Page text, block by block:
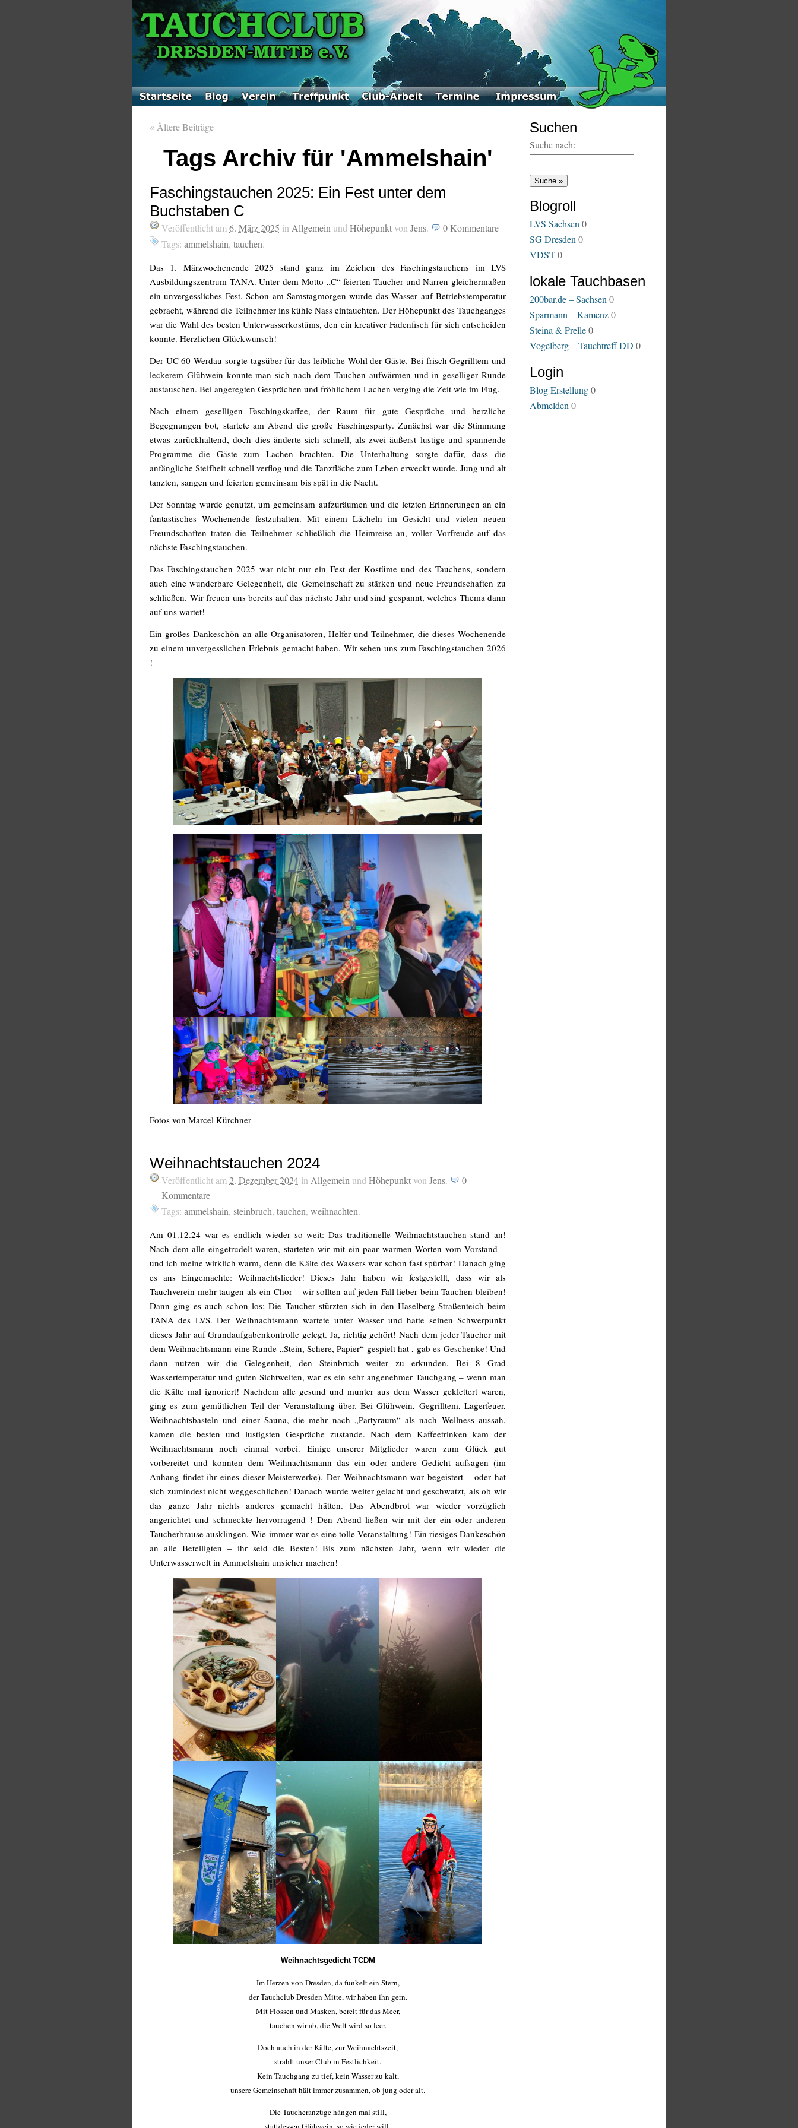
« Ältere Beiträge
Tags Archiv für 'Ammelshain'
Faschingstauchen 2025: Ein Fest unter dem
Buchstaben C
Veröffentlicht am 6. März 2025 in Allgemein und Höhepunkt von Jens. 0 Kommentare
Tags: ammelshain, tauchen.
Das 1. Märzwochenende 2025 stand ganz im Zeichen des Faschingstauchens im LVS
Ausbildungszentrum TANA. Unter dem Motto „C“ feierten Taucher und Narren gleichermaßen
ein unvergessliches Fest. Schon am Samstagmorgen wurde das Wasser auf Betriebstemperatur
gebracht, während die Teilnehmer ins kühle Nass eintauchten. Der Höhepunkt des Tauchganges
war die Wahl des besten Unterwasserkostüms, den ein kreativer Fadenfisch für sich entscheiden
konnte. Herzlichen Glückwunsch!
Der UC 60 Werdau sorgte tagsüber für das leibliche Wohl der Gäste. Bei frisch Gegrilltem und
leckerem Glühwein konnte man sich nach dem Tauchen aufwärmen und in geselliger Runde
austauschen. Bei angeregten Gesprächen und fröhlichem Lachen verging die Zeit wie im Flug.
Nach einem geselligen Faschingskaffee, der Raum für gute Gespräche und herzliche
Begegnungen bot, startete am Abend die große Faschingsparty. Zunächst war die Stimmung
etwas zurückhaltend, doch dies änderte sich schnell, als zwei äußerst lustige und spannende
Programme die Gäste zum Lachen brachten. Die Unterhaltung sorgte dafür, dass die
anfängliche Steifheit schnell verflog und die Tanzfläche zum Leben erweckt wurde. Jung und alt
tanzten, sangen und feierten gemeinsam bis spät in die Nacht.
Der Sonntag wurde genutzt, um gemeinsam aufzuräumen und die letzten Erinnerungen an ein
fantastisches Wochenende festzuhalten. Mit einem Lächeln im Gesicht und vielen neuen
Freundschaften traten die Teilnehmer schließlich die Heimreise an, voller Vorfreude auf das
nächste Faschingstauchen.
Das Faschingstauchen 2025 war nicht nur ein Fest der Kostüme und des Tauchens, sondern
auch eine wunderbare Gelegenheit, die Gemeinschaft zu stärken und neue Freundschaften zu
schließen. Wir freuen uns bereits auf das nächste Jahr und sind gespannt, welches Thema dann
auf uns wartet!
Ein großes Dankeschön an alle Organisatoren, Helfer und Teilnehmer, die dieses Wochenende
zu einem unvergesslichen Erlebnis gemacht haben. Wir sehen uns zum Faschingstauchen 2026
!
Fotos von Marcel Kürchner
Weihnachtstauchen 2024
Veröffentlicht am 2. Dezember 2024 in Allgemein und Höhepunkt von Jens.
0
Kommentare
Tags: ammelshain, steinbruch, tauchen, weihnachten.
Am 01.12.24 war es endlich wieder so weit: Das traditionelle Weihnachtstauchen stand an!
Nach dem alle eingetrudelt waren, starteten wir mit ein paar warmen Worten vom Vorstand –
und ich meine wirklich warm, denn die Kälte des Wassers war schon fast spürbar! Danach ging
es ans Eingemachte: Weihnachtslieder! Dieses Jahr haben wir festgestellt, dass wir als
Tauchverein mehr taugen als ein Chor – wir sollten auf jeden Fall lieber beim Tauchen bleiben!
Dann ging es auch schon los: Die Taucher stürzten sich in den Haselberg-Straßenteich beim
TANA des LVS. Der Weihnachtsmann wartete unter Wasser und hatte seinen Schwerpunkt
dieses Jahr auf Grundaufgabenkontrolle gelegt. Ja, richtig gehört! Nach dem jeder Taucher mit
dem Weihnachtsmann eine Runde „Stein, Schere, Papier“ gespielt hat , gab es Geschenke! Und
dann nutzen wir die Gelegenheit, den Steinbruch weiter zu erkunden. Bei 8 Grad
Wassertemperatur und guten Sichtweiten, war es ein sehr angenehmer Tauchgang – wenn man
die Kälte mal ignoriert! Nachdem alle gesund und munter aus dem Wasser geklettert waren,
ging es zum gemütlichen Teil der Veranstaltung über. Bei Glühwein, Gegrilltem, Lagerfeuer,
Weihnachtsbasteln und einer Sauna, die mehr nach „Partyraum“ als nach Wellness aussah,
kamen die besten und lustigsten Gespräche zustande. Nach dem Kaffeetrinken kam der
Weihnachtsmann noch einmal vorbei. Einige unserer Mitglieder waren zum Glück gut
vorbereitet und konnten dem Weihnachtsmann das ein oder andere Gedicht aufsagen (im
Anhang findet ihr eines dieser Meisterwerke). Der Weihnachtsmann war begeistert – oder hat
sich zumindest nicht weggeschlichen! Danach wurde weiter gelacht und geschwatzt, als ob wir
das ganze Jahr nichts anderes gemacht hätten. Das Abendbrot war wieder vorzüglich
angerichtet und schmeckte hervorragend ! Den Abend ließen wir mit der ein oder anderen
Taucherbrause ausklingen. Wie immer war es eine tolle Veranstaltung! Ein riesiges Dankeschön
an alle Beteiligten – ihr seid die Besten! Bis zum nächsten Jahr, wenn wir wieder die
Unterwasserwelt in Ammelshain unsicher machen!
Weihnachtsgedicht TCDM
Im Herzen von Dresden, da funkelt ein Stern,
der Tauchclub Dresden Mitte, wir haben ihn gern.
Mit Flossen und Masken, bereit für das Meer,
tauchen wir ab, die Welt wird so leer.
Doch auch in der Kälte, zur Weihnachtszeit,
strahlt unser Club in Festlichkeit.
Kein Tauchgang zu tief, kein Wasser zu kalt,
unsere Gemeinschaft hält immer zusammen, ob jung oder alt.
Die Taucheranzüge hängen mal still,
Suchen
Suche nach:
Blogroll
LVS Sachsen 0
SG Dresden 0
VDST0
lokale Tauchbasen
200bar.de – Sachsen 0
Sparmann – Kamenz0
Steina & Prelle0
Vogelberg – Tauchtreff DD 0
Login
Blog Erstellung0
Abmelden 0